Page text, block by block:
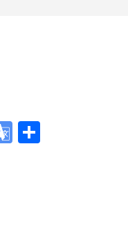
Google